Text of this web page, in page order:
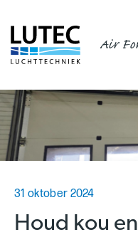
Air
31 oktober 2024
Houd kou